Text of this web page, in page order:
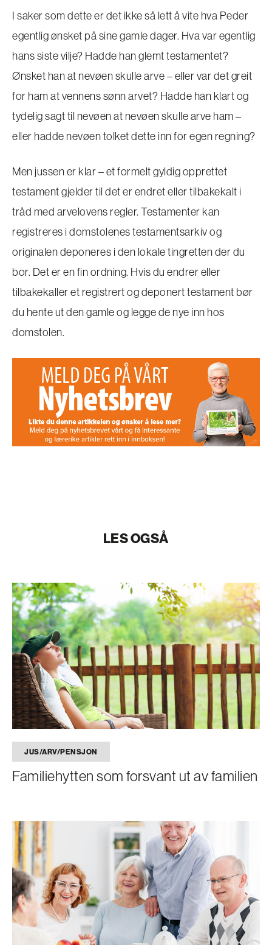
I saker som dette er det ikke så lett å vite hva Peder
egentlig ønsket på sine gamle dager. Hva var egentlig
hans siste vilje? Hadde han glemt testamentet?
Ønsket han at nevøen skulle arve – eller var det greit
for ham at vennens sønn arvet? Hadde han klart og
tydelig sagt til nevøen at nevøen skulle arve ham –
eller hadde nevøen tolket dette inn for egen regning?
Men jussen er klar – et formelt gyldig opprettet
testament gjelder til det er endret eller tilbakekalt i
tråd med arvelovens regler. Testamenter kan
registreres i domstolenes testamentsarkiv og
originalen deponeres i den lokale tingretten der du
bor. Det er en fin ordning. Hvis du endrer eller
tilbakekaller et registrert og deponert testament bør
du hente ut den gamle og legge de nye inn hos
domstolen.
LES OGSÅ
JUS/ARV/PENSJON
Familiehytten som forsvant ut av familien